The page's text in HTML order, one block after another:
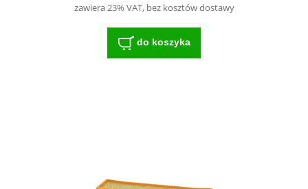
zawiera 23% VAT, bez kosztów dostawy
do koszyka